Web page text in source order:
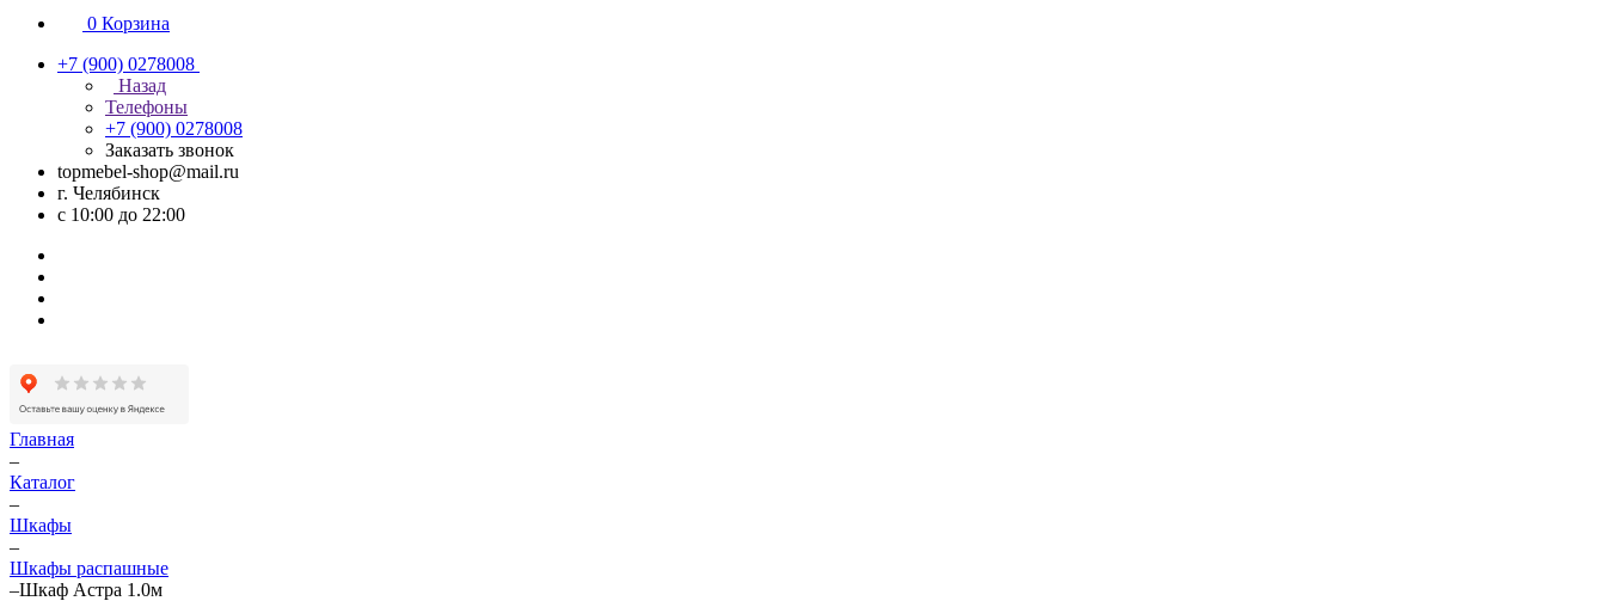
0 Корзина
+7 (900) 0278008
Назад
Телефоны
+7 (900) 0278008
Заказать звонок
topmebel-shop@mail.ru
г. Челябинск
с 10:00 до 22:00
Главная
–
Каталог
–
Шкафы
–
Шкафы распашные
–Шкаф Астра 1.0м